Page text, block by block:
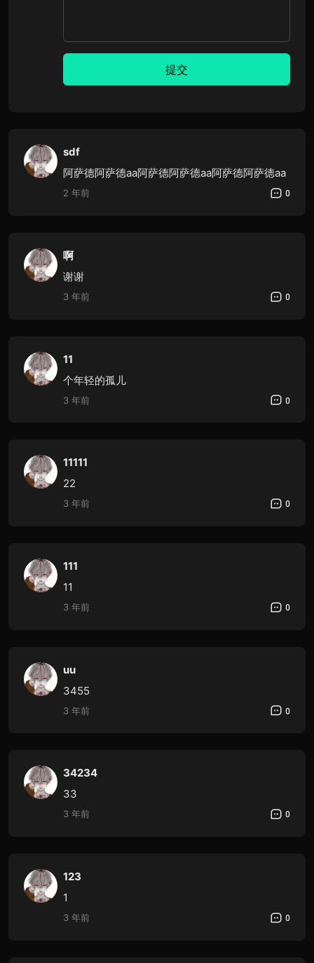
提交
sdf
阿萨德阿萨德aa阿萨德阿萨德aa阿萨德阿萨德aa
2 年前 0
啊
谢谢
3 年前 0
11
个年轻的孤儿
3 年前 0
11111
22
3 年前 0
111
11
3 年前 0
uu
3455
3 年前 0
34234
33
3 年前 0
123
1
3 年前 0